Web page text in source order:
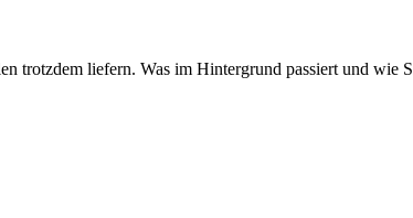
trotzdem liefern. Was im Hintergrund passiert und wie